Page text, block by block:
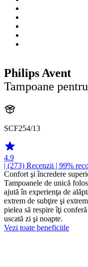
Philips Avent
Tampoane
SCF254/13
4.9
| (273) Recenzii | 99%
Confort şi încredere
Tampoanele de unică
ajută în experienţa de
extrem de subţire şi
pielea să respire îţi
uscată zi şi noapte.
Vezi toate beneficiile